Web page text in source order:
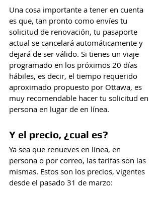
Una cosa importante a tener en cuenta
es que, tan pronto como envíes tu
solicitud de renovación, tu pasaporte
actual se cancelará automáticamente y
dejará de ser válido. Si tienes un viaje
programado en los próximos 20 días
hábiles, es decir, el tiempo requerido
aproximado propuesto por Ottawa, es
muy recomendable hacer tu solicitud en
persona en lugar de en línea.
Y el precio, ¿cual es?
Ya sea que renueves en línea, en
persona o por correo, las tarifas son las
mismas. Estos son los precios, vigentes
desde el pasado 31 de marzo: